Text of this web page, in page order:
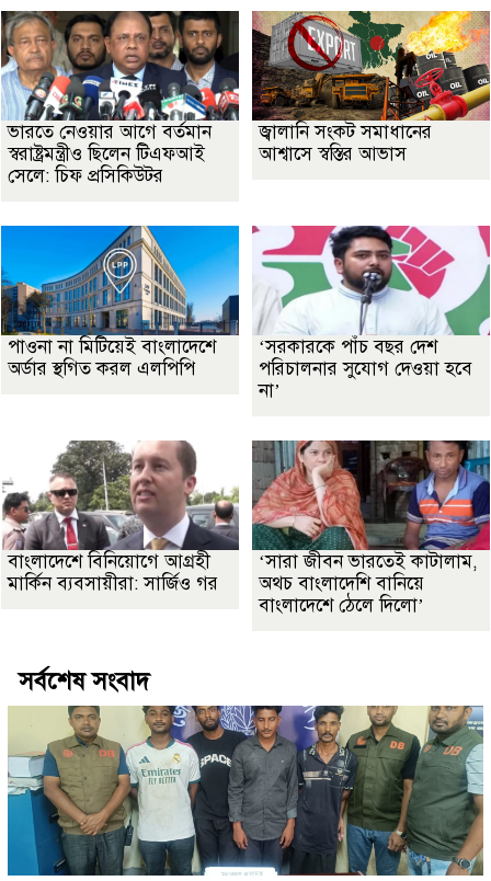
ভারতে নেওয়ার আগে বর্তমান
স্বরাষ্ট্রমন্ত্রীও ছিলেন টিএফআই
সেলে: চিফ প্রসিকিউটর
জ্বালানি সংকট সমাধানের
আশ্বাসে স্বস্তির আভাস
পাওনা না মিটিয়েই বাংলাদেশে
অর্ডার স্থগিত করল এলপিপি
‘সরকারকে পাঁচ বছর দেশ
পরিচালনার সুযোগ দেওয়া হবে
না’
বাংলাদেশে বিনিয়োগে আগ্রহী
মার্কিন ব্যবসায়ীরা: সার্জিও গর
‘সারা জীবন ভারতেই কাটালাম,
অথচ বাংলাদেশি বানিয়ে
বাংলাদেশে ঠেলে দিলো’
সর্বশেষ সংবাদ